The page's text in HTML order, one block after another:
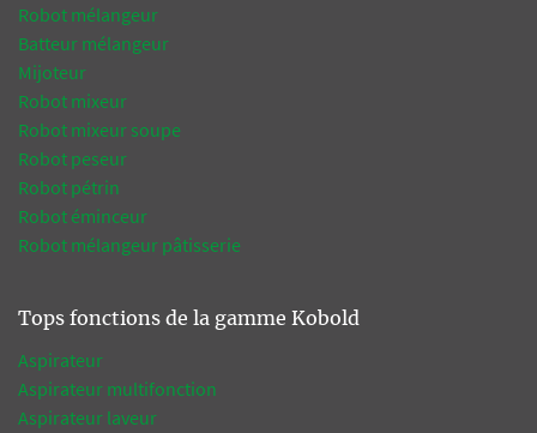
Robot mélangeur
Batteur mélangeur
Mijoteur
Robot mixeur
Robot mixeur soupe
Robot peseur
Robot pétrin
Robot éminceur
Robot mélangeur pâtisserie
Tops fonctions de la gamme Kobold
Aspirateur
Aspirateur multifonction
Aspirateur laveur